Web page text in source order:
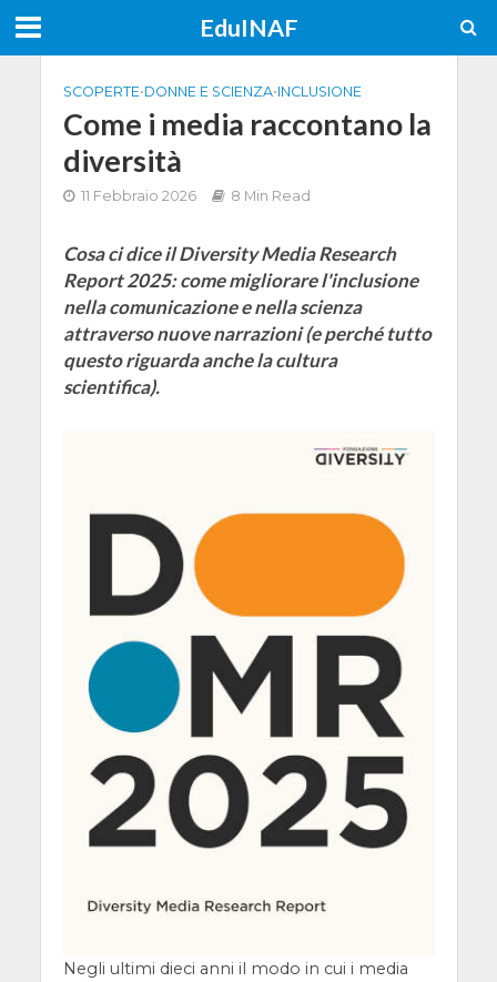
EduINAF
SCOPERTE•DONNE E SCIENZA•INCLUSIONE
Come i media raccontano la
diversità
11 Febbraio 2026 8 Min Read
Cosa ci dice il Diversity Media Research
Report 2025: come migliorare l'inclusione
nella comunicazione e nella scienza
attraverso nuove narrazioni (e perché tutto
questo riguarda anche la cultura
scientifica).
Negli ultimi dieci anni il modo in cui i media